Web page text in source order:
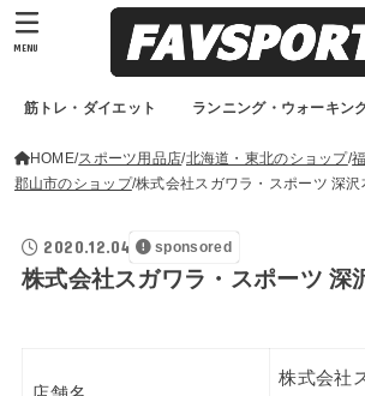
筋トレ・ダイエット ランニング・ウォーキン
MENU
HOME スポーツ用品店 北海道・東北のショップ
郡山市のショップ 株式会社スガワラ・スポーツ 深沢
2020.12.04 sponsored
株式会社スガワラ・スポーツ 深
株式会社